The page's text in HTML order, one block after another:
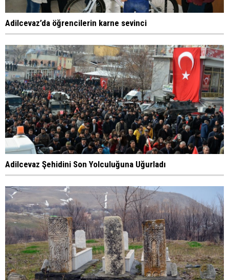
Adilcevaz’da öğrencilerin karne sevinci
Adilcevaz Şehidini Son Yolculuğuna Uğurladı